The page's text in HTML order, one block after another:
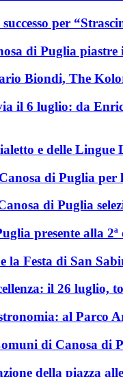
per
di Puglia
Biondi, The
il 6 luglio: da
e delle Lingue
di Puglia
di Puglia
presente alla
e la Festa di San
il 26 luglio,
al Parco
di Canosa di
della piazza